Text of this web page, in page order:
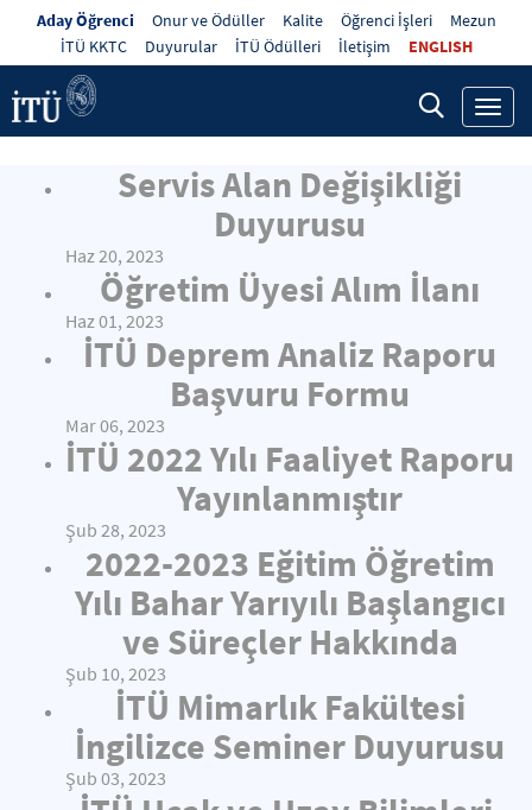
Aday Öğrenci Onur ve Ödüller Kalite Öğrenci İşleri
Mezun
İTÜ KKTC
Duyurular İTÜ Ödülleri İletişim ENGLISH
Servis Alan Değişikliği
Duyurusu
Haz 20, 2023
Öğretim Üyesi Alım İlanı
Haz 01, 2023
İTÜ Deprem Analiz Raporu
Başvuru Formu
Mar 06, 2023
İTÜ 2022 Yılı Faaliyet Raporu
Yayınlanmıştır
Şub 28, 2023
2022-2023 Eğitim Öğretim
Yılı Bahar Yarıyılı Başlangıcı
ve Süreçler Hakkında
Şub 10, 2023
İTÜ Mimarlık Fakültesi
İngilizce Seminer Duyurusu
Şub 03, 2023